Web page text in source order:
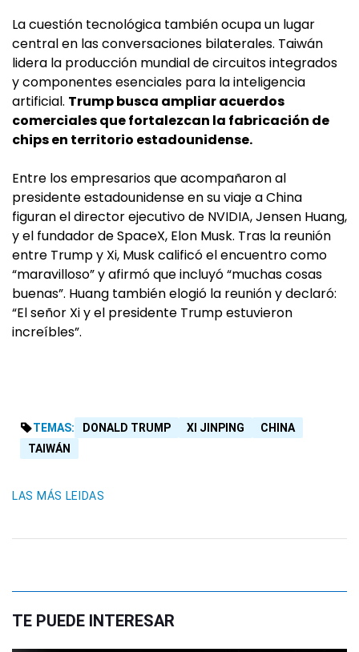
La cuestión tecnológica también ocupa un lugar
central en las conversaciones bilaterales. Taiwán
lidera la producción mundial de circuitos integrados
y componentes esenciales para la inteligencia
artificial. Trump busca ampliar acuerdos
comerciales que fortalezcan la fabricación de
chips en territorio estadounidense.
Entre los empresarios que acompañaron al
presidente estadounidense en su viaje a China
figuran el director ejecutivo de NVIDIA, Jensen Huang,
y el fundador de SpaceX, Elon Musk. Tras la reunión
entre Trump y Xi, Musk calificó el encuentro como
“maravilloso” y afirmó que incluyó “muchas cosas
buenas”. Huang también elogió la reunión y declaró:
“El señor Xi y el presidente Trump estuvieron
increíbles”.
TEMAS: DONALD TRUMP XI JINPING
CHINA
TAIWÁN
LAS MÁS LEIDAS
TE PUEDE INTERESAR